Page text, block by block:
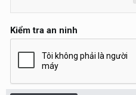
Kiểm tra an ninh